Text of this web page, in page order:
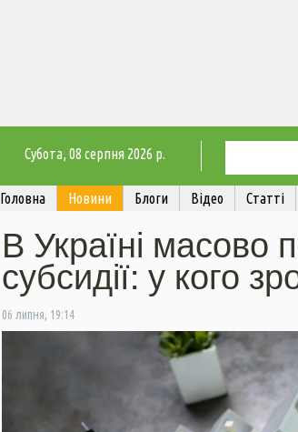
Субота, 08 серпня 2026 р.
Головна Новини Блоги Відео Статті
В Україні масово
субсидії: у кого
06 липня, 19:14